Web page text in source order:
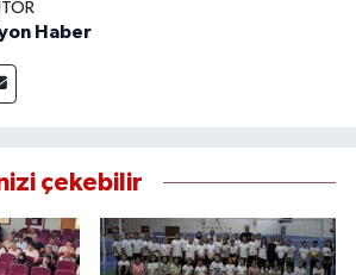
Haber
çekebilir